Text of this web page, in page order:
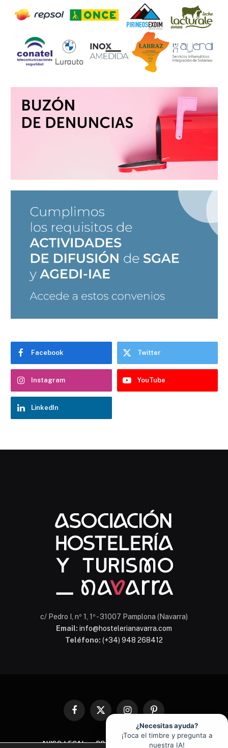
Facebook Twitter
Instagram YouTube
LinkedIn
¿Necesitas ayuda?
¡Toca el timbre y pregunta a
nuestra IA!
Chatbot Hostelería Navarra
En línea
c/ Pedro I, nº 1, 1º - 31007 Pamplona (Navarra)
Email: info@hostelerianavarra.com
Teléfono: (+34) 948 268412
Facebook
X
(Twitter)
InstagramPinterest
AVISO LEGAL PROTECCIÓN DE DATOS